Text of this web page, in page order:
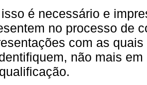
é necessário e
no processo de
com as
não mais